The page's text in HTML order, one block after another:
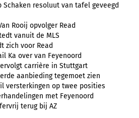
Schaken resoluut van tafel geveegd
Rooij opvolger Read
vanuit de MLS
zich voor Read
Ka over van Feyenoord
carrière in Stuttgart
aanbieding tegemoet zien
versterkingen op twee posities
met Feyenoord
terug bij AZ